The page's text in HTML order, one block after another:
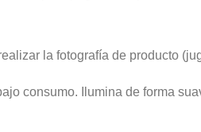
la fotografía de producto
consumo. Ilumina de forma